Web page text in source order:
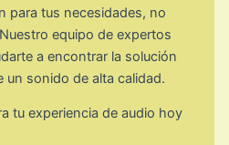
para tus necesidades, no
equipo de expertos
a encontrar la solución
un sonido de alta calidad.
tu experiencia de audio hoy